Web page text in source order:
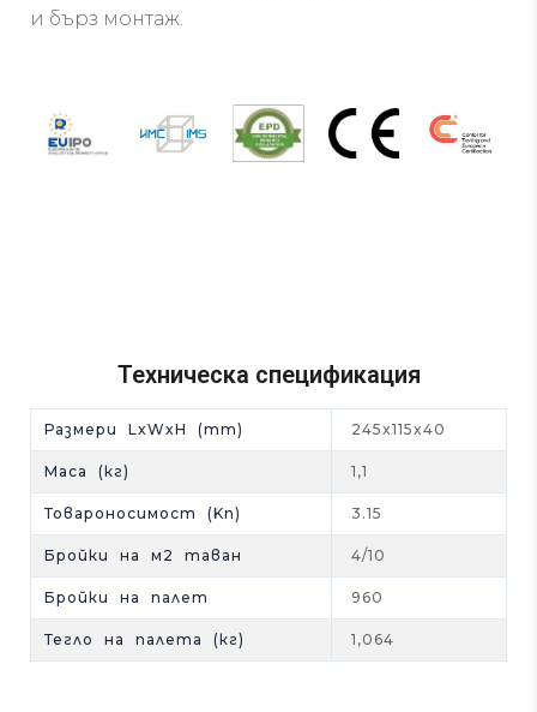
и бърз монтаж.
Техническа спецификация
Размери LxWxH (mm) 245x115x40
Mаса (кг) 1,1
Товароносимост (Kn) 3.15
Бройки на м2 таван 4/10
Бройки на палет 960
Тегло на палета (кг) 1,064